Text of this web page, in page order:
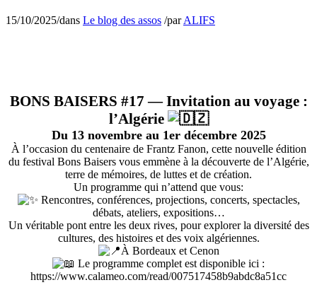
15/10/2025/dans Le blog des assos /parALIFS
BONS BAISERS #17 — Invitation au voyage :
l’Algérie
Du 13 novembre au 1er décembre 2025
À l’occasion du centenaire de Frantz Fanon, cette nouvelle édition
du festival Bons Baisers vous emmène à la découverte de l’Algérie,
terre de mémoires, de luttes et de création.
Un programme qui n’attend que vous:
Rencontres, conférences, projections, concerts, spectacles,
débats, ateliers, expositions…
Un véritable pont entre les deux rives, pour explorer la diversité des
cultures, des histoires et des voix algériennes.
À Bordeaux et Cenon
Le programme complet est disponible ici :
https://www.calameo.com/read/007517458b9abdc8a51cc